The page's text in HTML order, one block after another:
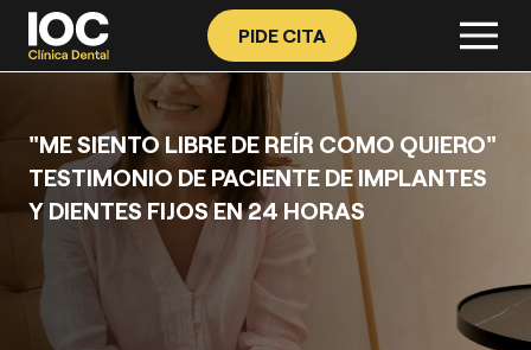
PIDE CITA
"ME SIENTO LIBRE DE REÍR COMO QUIERO"
TESTIMONIO DE PACIENTE DE IMPLANTES
Y DIENTES FIJOS EN 24 HORAS